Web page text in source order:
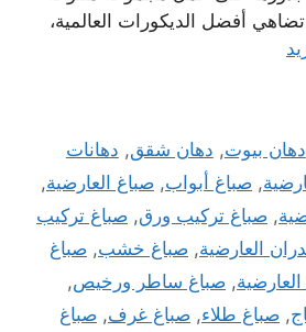
أفضل الديكورات العالمية،
دهان بيوت, دهان شقق, دهانات
, صباغ أبواب, صباغ العارضية,
, صباغ تركيب ورق, صباغ تركيب
العارضية, صباغ خشب, صباغ
, صباغ ساطر ورخيص,
, صباغ طلاء, صباغ غرف, صباغ